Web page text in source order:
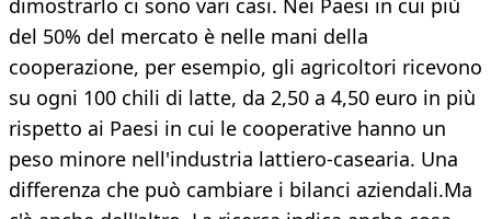
dimostrarlo ci sono vari casi. Nei Paesi in cui più
del 50% del mercato è nelle mani della
cooperazione, per esempio, gli agricoltori ricevono
su ogni 100 chili di latte, da 2,50 a 4,50 euro in più
rispetto ai Paesi in cui le cooperative hanno un
peso minore nell'industria lattiero-casearia. Una
differenza che può cambiare i bilanci aziendali.Ma